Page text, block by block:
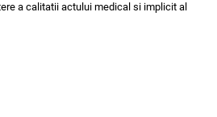
a calitatii actului medical si implicit al